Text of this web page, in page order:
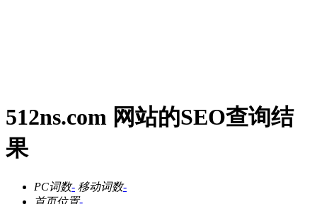
512ns.com 网站的SEO查询结
果
PC词数- 移动词数-
首页位置-